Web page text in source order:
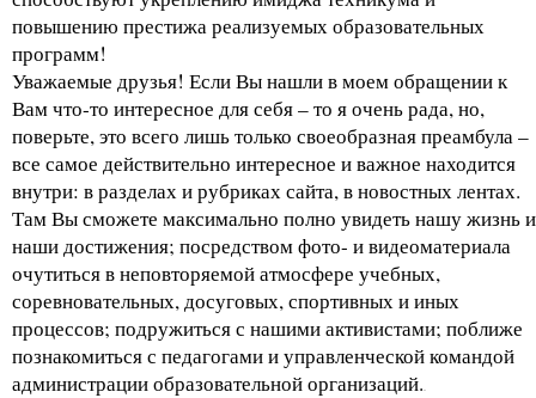
повышению престижа реализуемых образовательных
программ!
Уважаемые друзья! Если Вы нашли в моем обращении к
Вам что-то интересное для себя – то я очень рада, но,
поверьте, это всего лишь только своеобразная преамбула –
все самое действительно интересное и важное находится
внутри: в разделах и рубриках сайта, в новостных лентах.
Там Вы сможете максимально полно увидеть нашу жизнь и
наши достижения; посредством фото- и видеоматериала
очутиться в неповторяемой атмосфере учебных,
соревновательных, досуговых, спортивных и иных
процессов; подружиться с нашими активистами; поближе
познакомиться с педагогами и управленческой командой
администрации образовательной организаций.